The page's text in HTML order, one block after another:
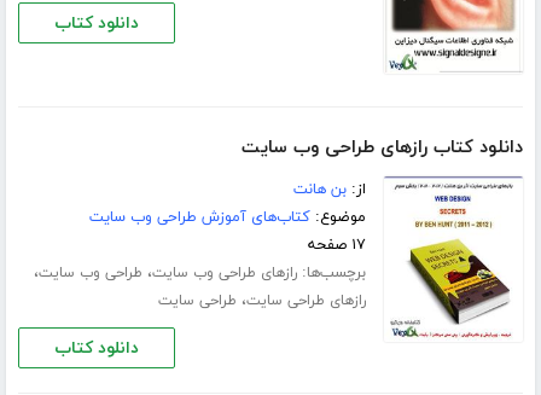
دانلود کتاب
دانلود کتاب رازهای طراحی وب سایت
از:بن هانت
موضوع:کتاب‌های آموزش طراحی وب سایت
۱۷ صفحه
برچسب‌ها:رازهای طراحی وب سایت، طراحی وب سایت،
رازهای طراحی سایت، طراحی سایت
دانلود کتاب